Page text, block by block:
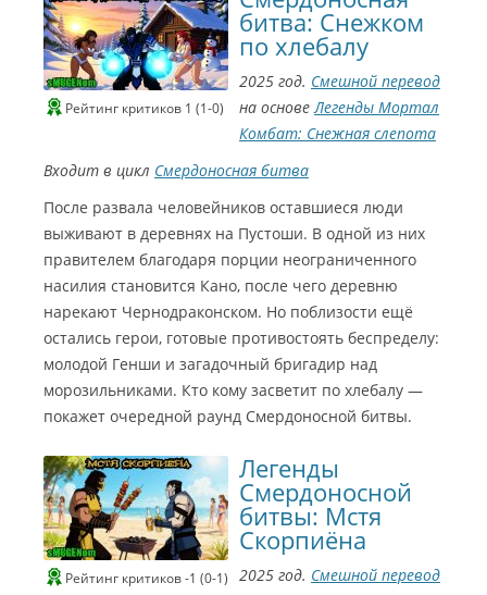
Рейтинг критиков 1 (1-0)
битва: Снежком
по хлебалу
2025 год. Смешной перевод
на основеЛегенды Мортал
Комбат: Снежная слепота
Входит в цикл Смердоносная битва
После развала человейников оставшиеся люди
выживают в деревнях на Пустоши. В одной из них
правителем благодаря порции неограниченного
насилия становится Кано, после чего деревню
нарекают Чернодраконском. Но поблизости ещё
остались герои, готовые противостоять беспределу:
молодой Генши и загадочный бригадир над
морозильниками. Кто кому засветит по хлебалу —
покажет очередной раунд Смердоносной битвы.
Рейтинг критиков -1 (0-1)
Легенды
Смердоносной
битвы: Мстя
Скорпиёна
2025 год. Смешной перевод